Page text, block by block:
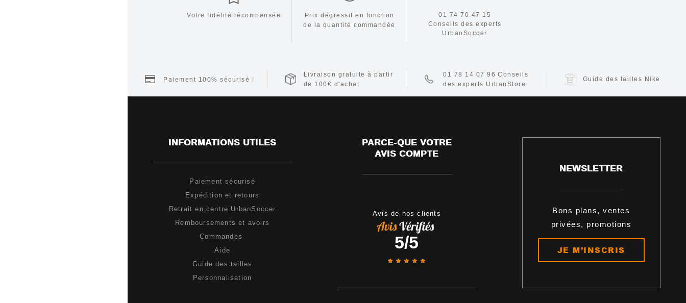
Votre fidélité récompensée
Prix dégressif en fonction
de la quantité commandée
01 74 70 47 15
Conseils des experts
UrbanSoccer
Paiement 100% sécurisé !
Livraison gratuite à partir
de 100€ d'achat
01 78 14 07 96 Conseils
des experts UrbanStore
Guide des tailles Nike
INFORMATIONS UTILES
Paiement sécurisé
Expédition et retours
Retrait en centre UrbanSoccer
Remboursements et avoirs
Commandes
Aide
Guide des tailles
Personnalisation
PARCE-QUE VOTRE
AVIS COMPTE
Avis de nos clients
5/5
NEWSLETTER
Bons plans, ventes
privées, promotions
JE M’INSCRIS